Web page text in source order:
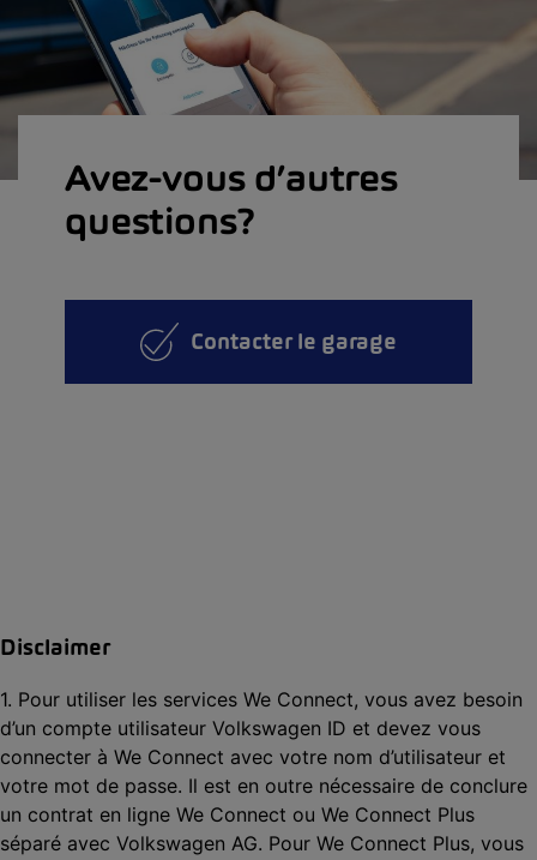
Avez-vous d’autres
questions?
Contacter le garage
Disclaimer
1. Pour utiliser les services We Connect, vous avez besoin
d’un compte utilisateur Volkswagen ID et devez vous
connecter à We Connect avec votre nom d’utilisateur et
votre mot de passe. Il est en outre nécessaire de conclure
un contrat en ligne We Connect ou We Connect Plus
séparé avec Volkswagen AG. Pour We Connect Plus, vous